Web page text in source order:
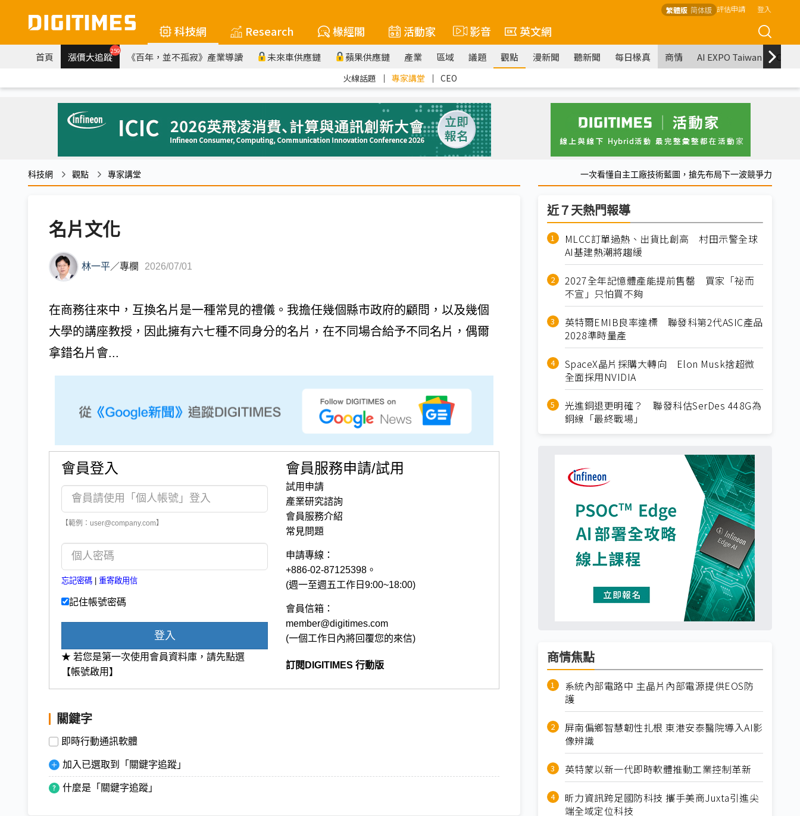
繁體版 简体版 評估申請 登入
科技網 Research 椽經閣 活動家 影音 英文網
首頁 漲價大追蹤259 《百年，並不孤寂》產業導讀 未來車供應鏈 蘋果供應鏈 產業 區域 議題 觀點 漫新聞 聽新聞 每日椽真 商情 AI EXPO Taiwan
火線話題 ｜ 專家講堂 ｜ CEO
科技網 觀點 專家講堂 一次看懂自主工廠技術藍圖，搶先布局下一波競爭力
名片文化
林一平／專欄 2026/07/01
在商務往來中，互換名片是一種常見的禮儀。我擔任幾個縣市政府的顧問，以及幾個
大學的講座教授，因此擁有六七種不同身分的名片，在不同場合給予不同名片，偶爾
拿錯名片會...
會員登入
【範例：user@company.com】
忘記密碼 重寄啟用信
記住帳號密碼
登入
★ 若您是第一次使用會員資料庫，請先點選
【帳號啟用】
會員服務申請/試用
試用申請
產業研究諮詢
會員服務介紹
常見問題
申請專線：
+886-02-87125398。
(週一至週五工作日9:00~18:00)
會員信箱：
member@digitimes.com
(一個工作日內將回覆您的來信)
訂閱DIGITIMES 行動版
關鍵字
即時行動通訊軟體
加入已選取到「關鍵字追蹤」
什麼是「關鍵字追蹤」
近７天熱門報導
MLCC訂單過熱、出貨比創高 村田示警全球
AI基建熱潮將趨緩
2027全年記憶體產能提前售罄 買家「祕而
不宣」只怕買不夠
英特爾EMIB良率達標 聯發科第2代ASIC產品
2028準時量產
SpaceX晶片採購大轉向 Elon Musk捨超微
全面採用NVIDIA
光進銅退更明確？ 聯發科估SerDes 448G為
銅線「最終戰場」
商情焦點
系統內部電路中 主晶片內部電源提供EOS防
護
屏南偏鄉智慧韌性扎根 東港安泰醫院導入AI影
像辨識
英特蒙以新一代即時軟體推動工業控制革新
昕力資訊跨足國防科技 攜手美商Juxta引進尖
端全域定位科技